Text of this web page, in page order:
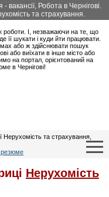
вакансії, Робота в Чернігові.
та страхування.
роботи. І, незважаючи на те, що
її шукати і куди йти працювати.
або ж здійснювати пошук
або виїхати в інше місто або
на портал, орієнтований на
в Чернігові!
Нерухомість та страхування,
резюме
Нерухомість